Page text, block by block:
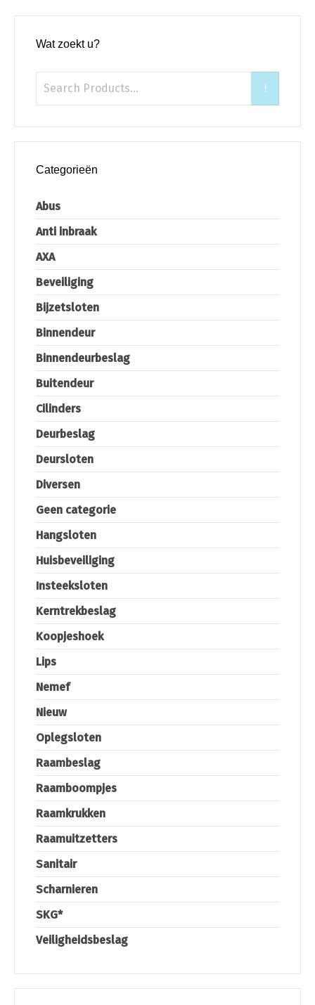
Wat zoekt u?
Categorieën
Abus
Anti inbraak
AXA
Beveiliging
Bijzetsloten
Binnendeur
Binnendeurbeslag
Buitendeur
Cilinders
Deurbeslag
Deursloten
Diversen
Geen categorie
Hangsloten
Huisbeveiliging
Insteeksloten
Kerntrekbeslag
Koopjeshoek
Lips
Nemef
Nieuw
Oplegsloten
Raambeslag
Raamboompjes
Raamkrukken
Raamuitzetters
Sanitair
Scharnieren
SKG*
Veiligheidsbeslag